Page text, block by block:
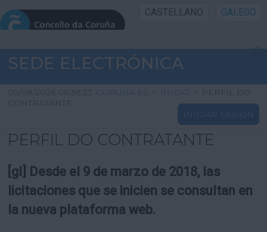
CASTELLANO GALEGO
INICIO SEDE
INICIO
INFORMACIÓN PÚBLICA
UTILIDADES
SEDE ELECTRÓNICA
09/08/2026 06:38:23 CORUNA.ES > INICIO > PERFIL DO
CONTRATANTE
INICIAR SESIÓN
PERFIL DO CONTRATANTE
[gl] Desde el 9 de marzo de 2018, las
licitaciones que se inicien se consultan en
la nueva plataforma web.